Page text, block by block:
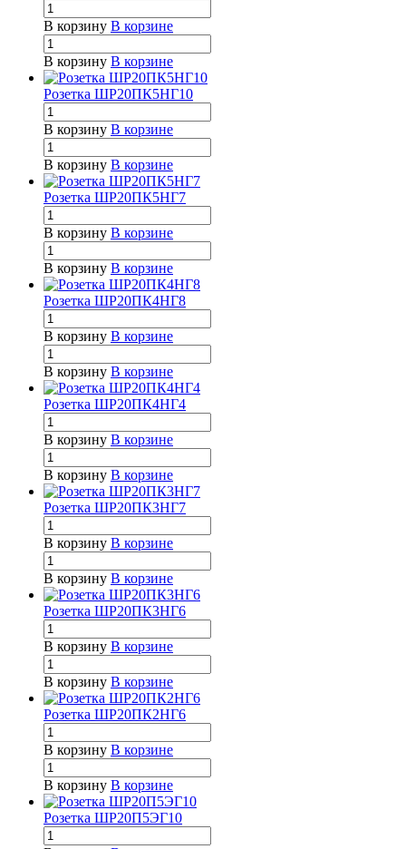
В корзину В корзине
В корзину В корзине
Розетка ШР20ПК5НГ10
В корзину В корзине
В корзину В корзине
Розетка ШР20ПК5НГ7
В корзину В корзине
В корзину В корзине
Розетка ШР20ПК4НГ8
В корзину В корзине
В корзину В корзине
Розетка ШР20ПК4НГ4
В корзину В корзине
В корзину В корзине
Розетка ШР20ПК3НГ7
В корзину В корзине
В корзину В корзине
Розетка ШР20ПК3НГ6
В корзину В корзине
В корзину В корзине
Розетка ШР20ПК2НГ6
В корзину В корзине
В корзину В корзине
Розетка ШР20П5ЭГ10